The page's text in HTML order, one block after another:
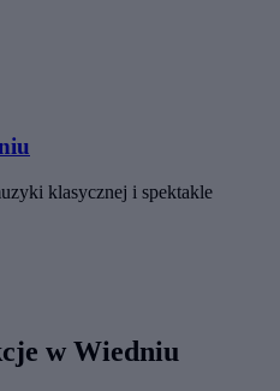
klasycznej i spektakle
w Wiedniu